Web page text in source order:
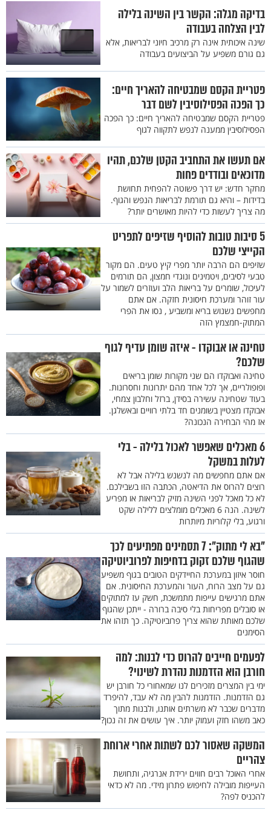
בדיקה מגלה: הקשר בין השינה בלילה
לבין הצלחה בעבודה
שינה איכותית אינה רק מרכיב חיוני לבריאות, אלא
גם גורם משפיע על הביצועים בעבודה
פטריית הקסם שמבטיחה להאריך חיים:
כך הפכה הפסילוסיבין לשם דבר
פטריית הקסם שמבטיחה להאריך חיים: כך הפכה
הפסילוסיבין ממענה לנפש לתקווה לגוף
אם תעשו את התחביב הקטן שלכם, תהיו
מדוכאים ובודדים פחות
מחקר חדש: יש דרך פשוטה להפחית תחושת
בדידות – והיא גם תורמת לבריאות הנפש והגוף.
מה צריך לעשות כדי להיות מאושרים יותר?
5 סיבות טובות להוסיף שזיפים לתפריט
הקייצי שלכם
שזיפים הם הרבה יותר מפרי קיץ טעים. הם מקור
טבעי לסיבים, ויטמינים ונוגדי חמצון, הם תורמים
לעיכול, שומרים על בריאות הלב ועוזרים לשמור על
עור זוהר ומערכת חיסונית חזקה. אם אתם
מחפשים נשנוש בריא ומשביע , נסו את הפרי
המתוק-חמצמץ הזה
טחינה או אבוקדו - איזה שומן עדיף לגוף
שלכם?
טחינה ואבוקדו הם שני מקורות שומן בריאים
ופופולריים, אך לכל אחד מהם יתרונות וחסרונות.
בעוד שטחינה עשירה בסידן, ברזל וחלבון צמחי,
אבוקדו מצטיין בשומנים חד בלתי רוויים ובאשלגן.
אז מהי הבחירה הנכונה?
6 מאכלים שאפשר לאכול בלילה - בלי
לעלות במשקל
אם אתם מחפשים מה לנשנש בלילה אבל לא
רוצים להרוס את הדיאטה, הכתבה הזו בשבילכם.
לא כל מאכל לפני השינה מזיק לבריאות או מפריע
לשינה. הנה 6 מאכלים מומלצים ללילה שקט
ורגוע, בלי קלוריות מיותרות
"בא לי מתוק": 7 תסמינים מפתיעים לכך
שהגוף שלכם זקוק בדחיפות לפרוביוטיקה
חוסר איזון במערכת החיידקים הטובים בגוף משפיע
גם על מצב הרוח, העור והמערכת החיסונית. אם
אתם מרגישים עייפות מתמשכת, חשק עז למתוקים
או סובלים מפריחות בלי סיבה ברורה - ייתכן שהגוף
שלכם מאותת שהוא צריך פרוביוטיקה. כך תזהו את
הסימנים
לפעמים חייבים להרוס כדי לבנות: למה
חורבן הוא הזדמנות נהדרת לשינוי?
ימי בין המצרים מזכירים לנו שמאחורי כל חורבן יש
גם הזדמנות. הזדמנות להבין מה לא עבד, להיפרד
מדברים שכבר לא משרתים אותנו, ולבנות מתוך
כאב משהו חזק ועמוק יותר. איך עושים את זה נכון?
המשקה שאסור לכם לשתות אחרי ארוחת
צהריים
אחרי האוכל רבים חווים ירידת אנרגיה, ותחושת
העייפות מובילה לחיפוש פתרון מידי. מה לא כדאי
להכניס לפה?